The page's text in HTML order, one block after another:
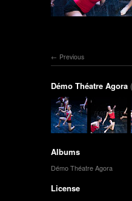
Previous
Démo Théatre Agora
Albums
Démo Théatre Agora
License